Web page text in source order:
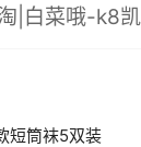
|白菜哦-k8凯
短筒袜5双装